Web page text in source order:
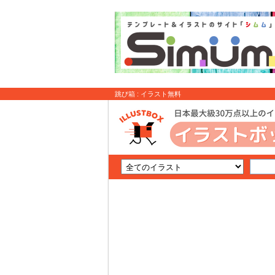
跳び箱 : イラスト無料